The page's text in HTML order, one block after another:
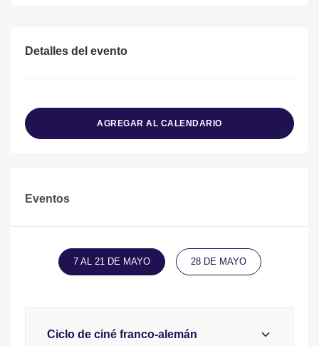
Detalles del evento
AGREGAR AL CALENDARIO
Eventos
7 AL 21 DE MAYO 28 DE MAYO
Ciclo de ciné franco-alemán